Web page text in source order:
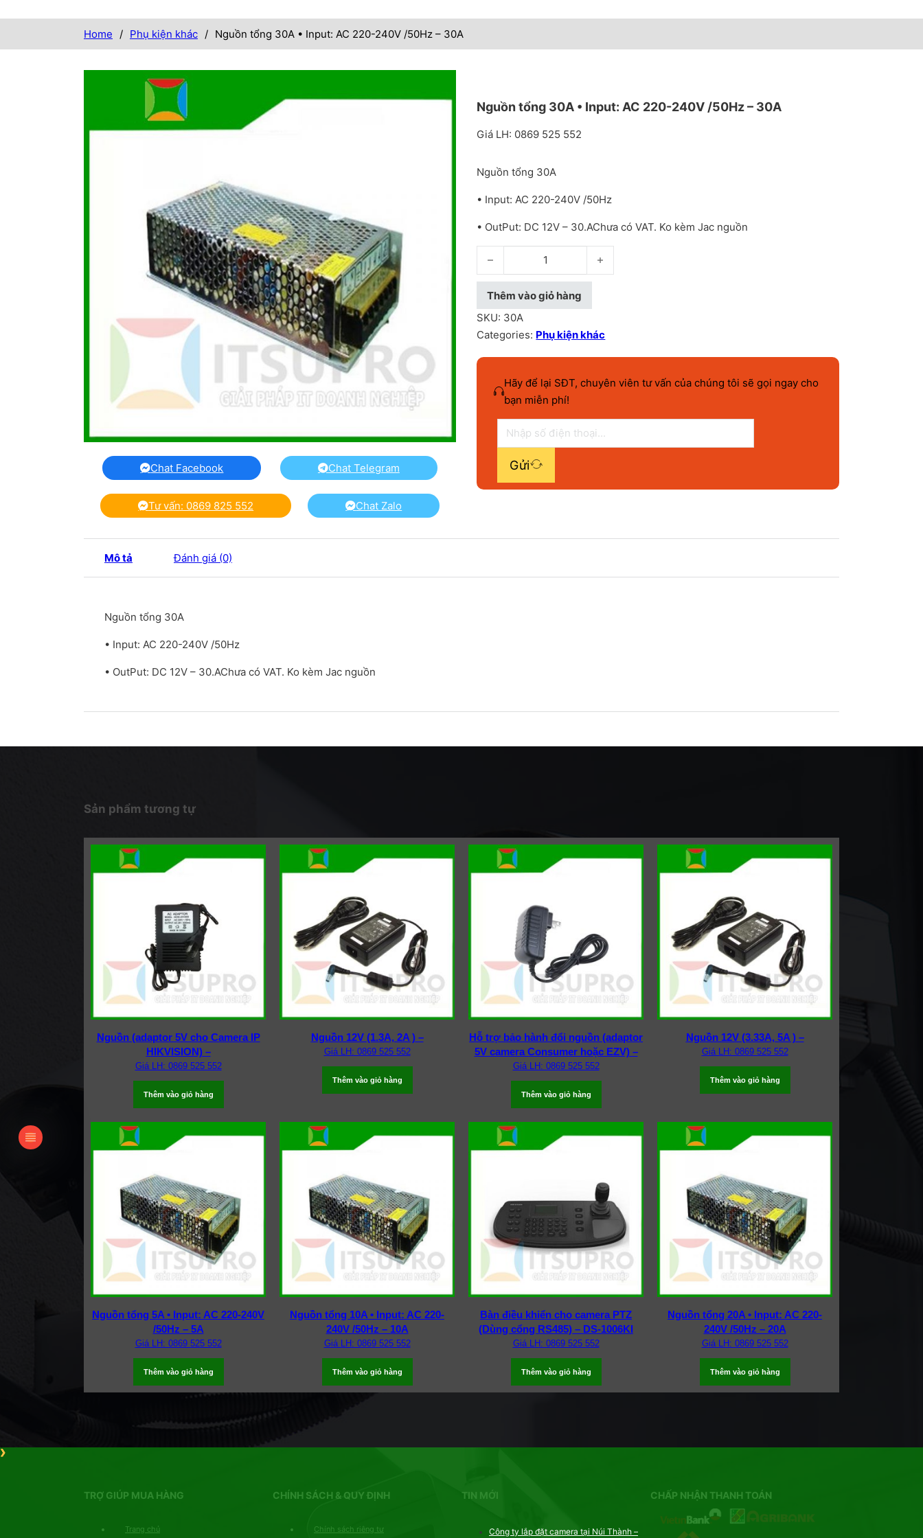
Home / Phụ kiện khác / Nguồn tổng 30A • Input: AC 220-240V /50Hz – 30A
Chat Facebook Chat Telegram
Tư vấn: 0869 825 552 Chat Zalo
Nguồn tổng 30A • Input: AC 220-240V /50Hz – 30A
Giá LH: 0869 525 552
Nguồn tổng 30A
• Input: AC 220-240V /50Hz
• OutPut: DC 12V – 30.AChưa có VAT. Ko kèm Jac nguồn
Nguồn tổng 30A • Input: AC 220-240V /50Hz - 30A số lượng
Thêm vào giỏ hàng
SKU: 30A
Categories: Phụ kiện khác
Hãy để lại SĐT, chuyên viên tư vấn của chúng tôi sẽ gọi ngay cho
bạn miễn phí!
Gửi
Mô tả Đánh giá (0)
Nguồn tổng 30A
• Input: AC 220-240V /50Hz
• OutPut: DC 12V – 30.AChưa có VAT. Ko kèm Jac nguồn
Sản phẩm tương tự
Nguồn (adaptor 5V cho Camera IP
HIKVISION) –
Giá LH: 0869 525 552
Thêm vào giỏ hàng
Nguồn 12V (1.3A, 2A ) –
Giá LH: 0869 525 552
Thêm vào giỏ hàng
Hỗ trợ bảo hành đổi nguồn (adaptor
5V camera Consumer hoặc EZV) –
Giá LH: 0869 525 552
Thêm vào giỏ hàng
Nguồn 12V (3.33A, 5A ) –
Giá LH: 0869 525 552
Thêm vào giỏ hàng
Nguồn tổng 5A • Input: AC 220-240V
/50Hz – 5A
Giá LH: 0869 525 552
Thêm vào giỏ hàng
Nguồn tổng 10A • Input: AC 220-
240V /50Hz – 10A
Giá LH: 0869 525 552
Thêm vào giỏ hàng
Bàn điều khiển cho camera PTZ
(Dùng cổng RS485) – DS-1006KI
Giá LH: 0869 525 552
Thêm vào giỏ hàng
Nguồn tổng 20A • Input: AC 220-
240V /50Hz – 20A
Giá LH: 0869 525 552
Thêm vào giỏ hàng
TRỢ GIÚP MUA HÀNG
Trang chủ
CHÍNH SÁCH & QUY ĐỊNH
Chính sách riêng tư
TIN MỚI
Công ty lắp đặt camera tại Núi Thành –
CHẤP NHẬN THANH TOÁN